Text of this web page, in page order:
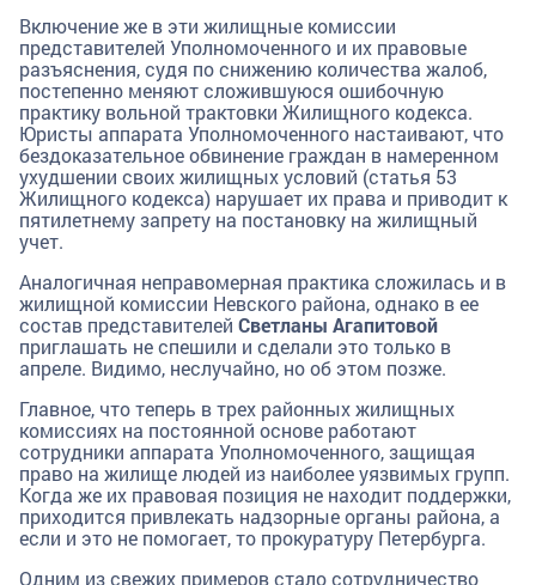
Включение же в эти жилищные комиссии
представителей Уполномоченного и их правовые
разъяснения, судя по снижению количества жалоб,
постепенно меняют сложившуюся ошибочную
практику вольной трактовки Жилищного кодекса.
Юристы аппарата Уполномоченного настаивают, что
бездоказательное обвинение граждан в намеренном
ухудшении своих жилищных условий (статья 53
Жилищного кодекса) нарушает их права и приводит к
пятилетнему запрету на постановку на жилищный
учет.
Аналогичная неправомерная практика сложилась и в
жилищной комиссии Невского района, однако в ее
состав представителей Светланы Агапитовой
приглашать не спешили и сделали это только в
апреле. Видимо, неслучайно, но об этом позже.
Главное, что теперь в трех районных жилищных
комиссиях на постоянной основе работают
сотрудники аппарата Уполномоченного, защищая
право на жилище людей из наиболее уязвимых групп.
Когда же их правовая позиция не находит поддержки,
приходится привлекать надзорные органы района, а
если и это не помогает, то прокуратуру Петербурга.
Одним из свежих примеров стало сотрудничество